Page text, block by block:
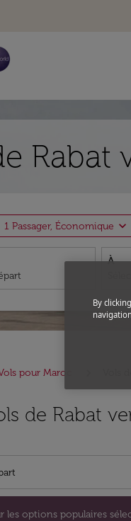
Rabat
1 Passager, Économique expand_more
À
pour Maroc Vols
de Rabat
les options populaires
les options
By